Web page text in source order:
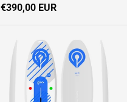
Normaler Preis
€390,00 EUR